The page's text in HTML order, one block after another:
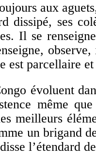
aux
dissipé, ses
Il se
est parcellaire
évoluent
même
meilleurs
un brigand
l’étendard